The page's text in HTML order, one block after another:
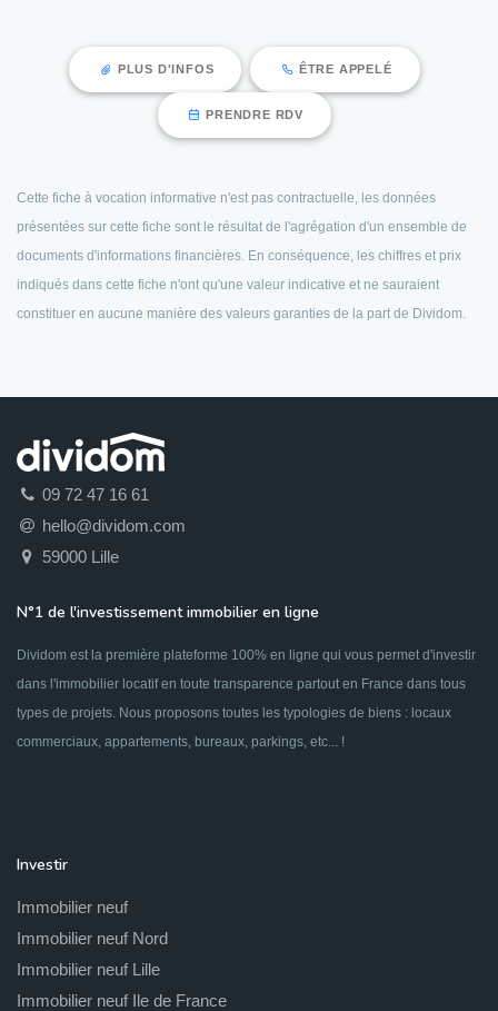
PLUS D'INFOS ÊTRE APPELÉ
PRENDRE RDV
Cette fiche à vocation informative n'est pas contractuelle, les données
présentées sur cette fiche sont le résultat de l'agrégation d'un ensemble de
documents d'informations financières. En conséquence, les chiffres et prix
indiqués dans cette fiche n'ont qu'une valeur indicative et ne sauraient
constituer en aucune manière des valeurs garanties de la part de Dividom.
09 72 47 16 61
hello@dividom.com
59000 Lille
N°1 de l'investissement immobilier en ligne
Dividom est la première plateforme 100% en ligne qui vous permet d'investir
dans l'immobilier locatif en toute transparence partout en France dans tous
types de projets. Nous proposons toutes les typologies de biens : locaux
commerciaux, appartements, bureaux, parkings, etc... !
Investir
Immobilier neuf
Immobilier neuf Nord
Immobilier neuf Lille
Immobilier neuf Ile de France